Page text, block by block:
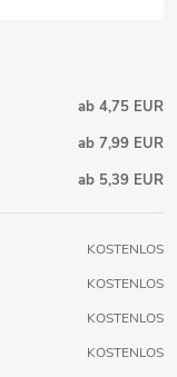
ab 4,75 EUR
ab 7,99 EUR
ab 5,39 EUR
KOSTENLOS
KOSTENLOS
KOSTENLOS
KOSTENLOS